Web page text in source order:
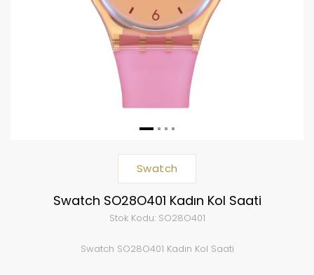
Swatch
Swatch SO28O401 Kadın Kol Saati
Stok Kodu:SO28O401
Swatch SO28O401 Kadın Kol Saati